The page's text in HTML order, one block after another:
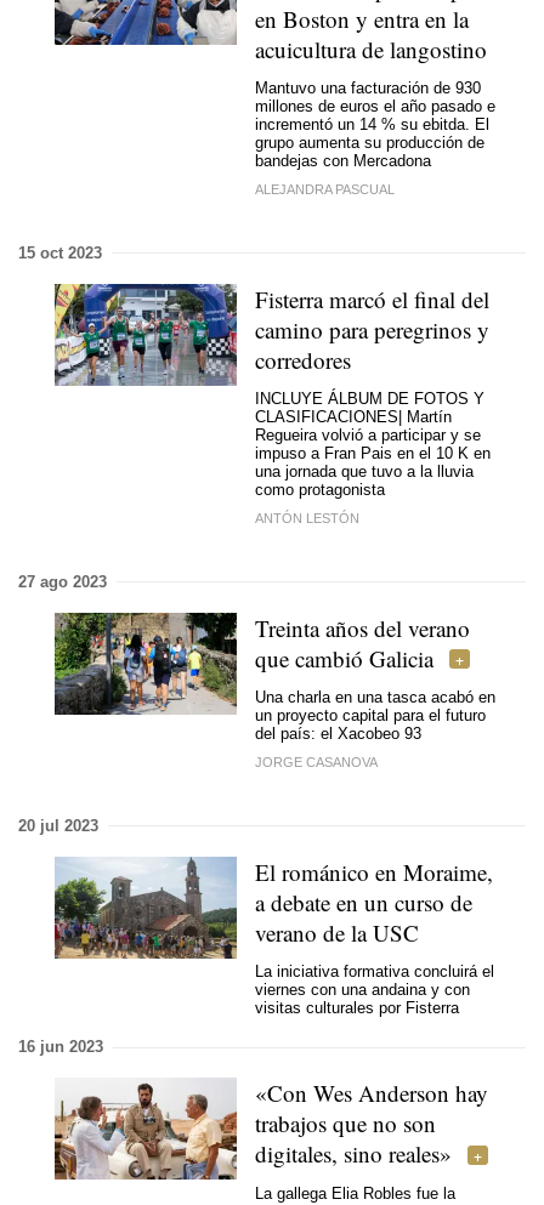
en Boston y entra en la
acuicultura de langostino
Mantuvo una facturación de 930
millones de euros el año pasado e
incrementó un 14 % su ebitda. El
grupo aumenta su producción de
bandejas con Mercadona
ALEJANDRA PASCUAL
15 oct 2023
Fisterra marcó el final del
camino para peregrinos y
corredores
INCLUYE ÁLBUM DE FOTOS Y
CLASIFICACIONES| Martín
Regueira volvió a participar y se
impuso a Fran Pais en el 10 K en
una jornada que tuvo a la lluvia
como protagonista
ANTÓN LESTÓN
27 ago 2023
Treinta años del verano
que cambió Galicia
Una charla en una tasca acabó en
un proyecto capital para el futuro
del país: el Xacobeo 93
JORGE CASANOVA
20 jul 2023
El románico en Moraime,
a debate en un curso de
verano de la USC
La iniciativa formativa concluirá el
viernes con una andaina y con
visitas culturales por Fisterra
16 jun 2023
«Con Wes Anderson hay
trabajos que no son
digitales, sino reales»
La gallega Elia Robles fue la